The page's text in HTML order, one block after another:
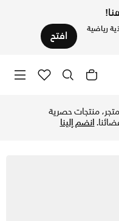
رياضية افتح
منتجات حصرية
انضم إلينا